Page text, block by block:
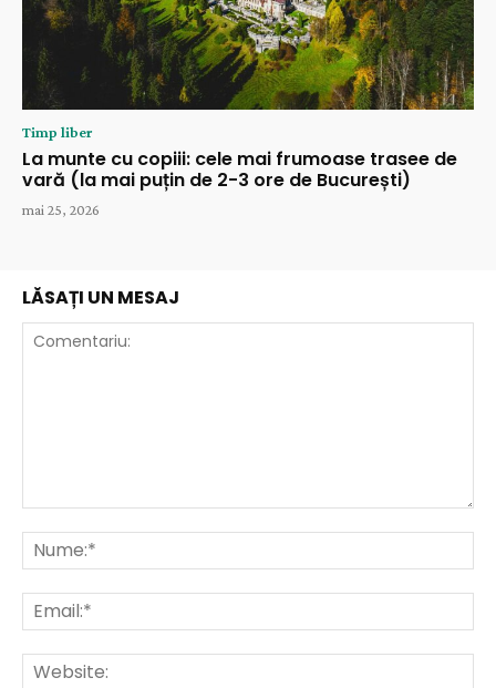
Timp liber
La munte cu copiii: cele mai frumoase trasee de
vară (la mai puțin de 2-3 ore de București)
mai 25, 2026
LĂSAȚI UN MESAJ